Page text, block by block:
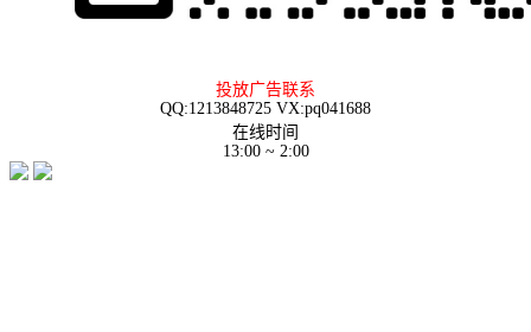
投放广告联系
QQ:1213848725 VX:pq041688
在线时间
13:00 ~ 2:00